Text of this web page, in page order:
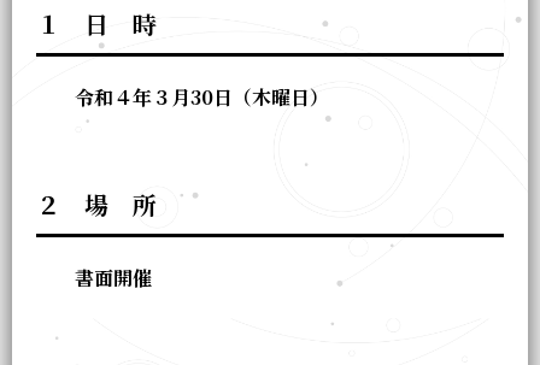
１ 日 時
令和４年３月30日（木曜日）
２ 場 所
書面開催